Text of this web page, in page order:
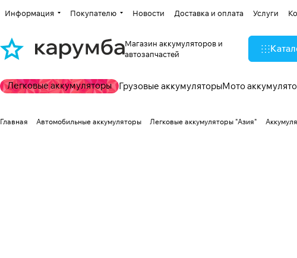
Информация Покупателю Новости Доставка и оплата Услуги
Магазин аккумуляторов и
автозапчастей
Легковые аккумуляторы Грузовые аккумуляторыМото
Главная Автомобильные аккумуляторы Легковые аккумуляторы "Азия"